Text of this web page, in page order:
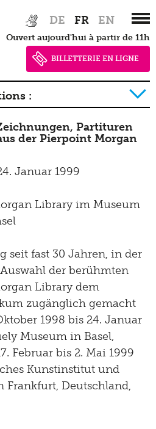
DE FR EN
Ouvert aujourd'hui à partir de 11h
BILLETTERIE EN LIGNE
:
2022 2021
2020
2001 2000
1999
Partituren
der Pierpoint Morgan
Januar 1999
Library im Museum
seit fast 30 Jahren, in der
der berühmten
Library dem
zugänglich gemacht
1998 bis 24. Januar
Museum in Basel,
Februar bis 2. Mai 1999
Kunstinstitut und
Frankfurt, Deutschland,